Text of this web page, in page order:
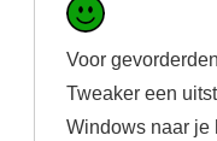
Voor
Tweaker een
Windows naar je